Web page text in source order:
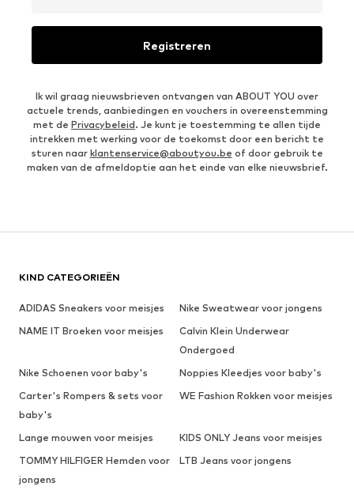
Registreren
Ik wil graag nieuwsbrieven ontvangen van ABOUT YOU over
actuele trends, aanbiedingen en vouchers in overeenstemming
met de Privacybeleid. Je kunt je toestemming te allen tijde
intrekken met werking voor de toekomst door een bericht te
sturen naar klantenservice@aboutyou.be of door gebruik te
maken van de afmeldoptie aan het einde van elke nieuwsbrief.
KIND CATEGORIEËN
ADIDAS Sneakers voor meisjes
Nike Sweatwear voor jongens
NAME IT Broeken voor meisjes
Calvin Klein Underwear
Ondergoed
Nike Schoenen voor baby's
Noppies Kleedjes voor baby's
Carter's Rompers & sets voor
baby's
WE Fashion Rokken voor meisjes
Lange mouwen voor meisjes
KIDS ONLY Jeans voor meisjes
TOMMY HILFIGER Hemden voor
jongens
LTB Jeans voor jongens